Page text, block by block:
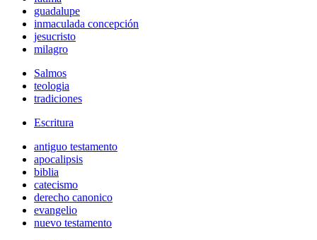
guadalupe
inmaculada concepción
jesucristo
milagro
Salmos
teologia
tradiciones
Escritura
antiguo testamento
apocalipsis
biblia
catecismo
derecho canonico
evangelio
nuevo testamento